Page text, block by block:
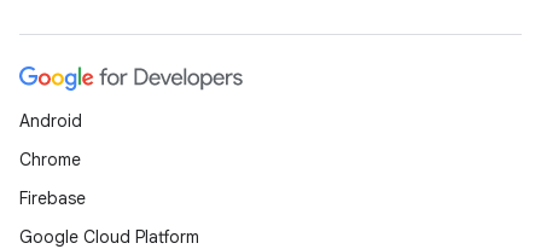
Android
Chrome
Firebase
Google Cloud Platform